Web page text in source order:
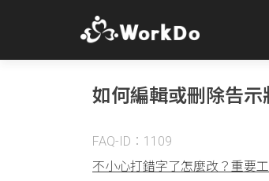
如何編輯或刪除告示
FAQ-ID：1109
不小心打錯字了怎麼改？重要